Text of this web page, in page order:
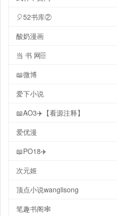
🎈52书库②
酸奶漫画
当 书 网🗄
📖微博
爱下小说
📖AO3✈️【看源注释】
爱优漫
📖PO18✈️
次元姬
顶点小说wanglisong
笔趣书阁🕸